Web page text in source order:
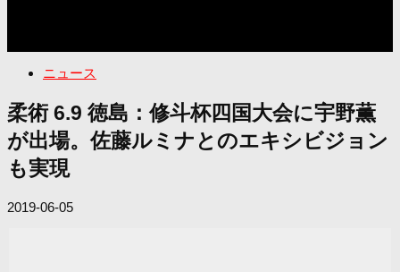
ニュース
柔術 6.9 徳島：修斗杯四国大会に宇野薫
が出場。佐藤ルミナとのエキシビジョン
も実現
2019-06-05